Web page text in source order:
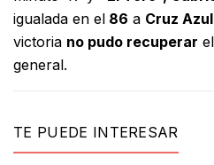
igualada en el 86 a Cruz Azul
victoria no pudo recuperar
general.
TE PUEDE INTERESAR